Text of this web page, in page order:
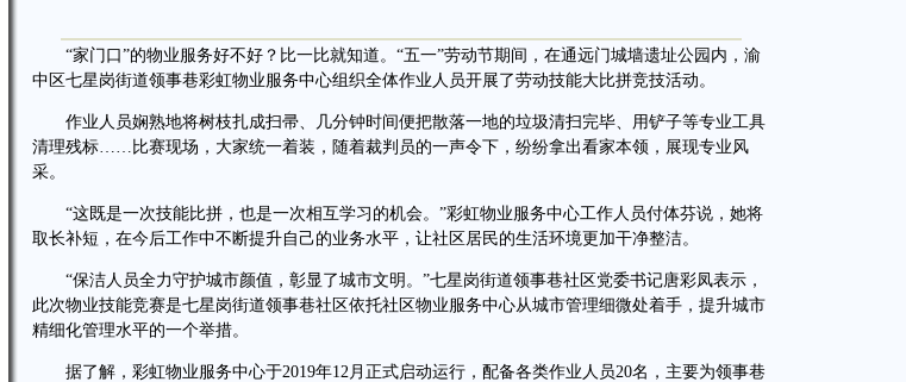
“家门口”的物业服务好不好？比一比就知道。“五一”劳动节期间，在通远门城墙遗址公园内，渝
中区七星岗街道领事巷彩虹物业服务中心组织全体作业人员开展了劳动技能大比拼竞技活动。
作业人员娴熟地将树枝扎成扫帚、几分钟时间便把散落一地的垃圾清扫完毕、用铲子等专业工具
清理残标……比赛现场，大家统一着装，随着裁判员的一声令下，纷纷拿出看家本领，展现专业风
采。
“这既是一次技能比拼，也是一次相互学习的机会。”彩虹物业服务中心工作人员付体芬说，她将
取长补短，在今后工作中不断提升自己的业务水平，让社区居民的生活环境更加干净整洁。
“保洁人员全力守护城市颜值，彰显了城市文明。”七星岗街道领事巷社区党委书记唐彩凤表示，
此次物业技能竞赛是七星岗街道领事巷社区依托社区物业服务中心从城市管理细微处着手，提升城市
精细化管理水平的一个举措。
据了解，彩虹物业服务中心于2019年12月正式启动运行，配备各类作业人员20名，主要为领事巷